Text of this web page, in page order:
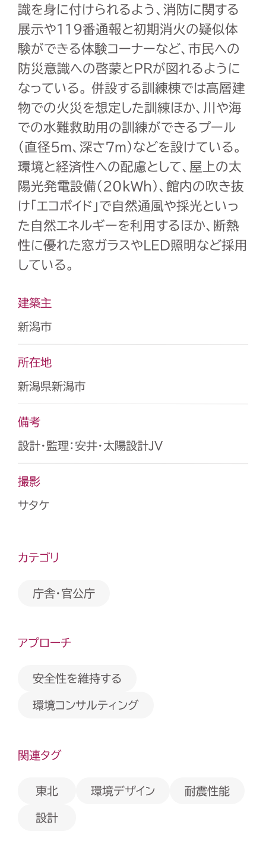
識を身に付けられるよう、消防に関する
展示や119番通報と初期消火の疑似体
験ができる体験コーナーなど、市民への
防災意識への啓蒙とＰＲが図れるように
なっている。 併設する訓練棟では高層建
物での火災を想定した訓練ほか、川や海
での水難救助用の訓練ができるプール
（直径5m、深さ7m）などを設けている。
環境と経済性への配慮として、屋上の太
陽光発電設備（20kWh）、館内の吹き抜
け「エコボイド」で自然通風や採光といっ
た自然エネルギーを利用するほか、断熱
性に優れた窓ガラスやLED照明など採用
している。
建築主
新潟市
所在地
新潟県新潟市
備考
設計・監理：安井・太陽設計JV
撮影
サタケ
カテゴリ
庁舎・官公庁
アプローチ
安全性を維持する
環境コンサルティング
関連タグ
東北 環境デザイン 耐震性能
設計